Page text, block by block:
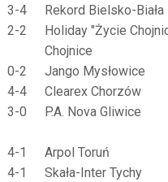
3-4
Rekord Bielsko-Biała
2-2
Holiday "Życie
Chojnice
0-2
Jango Mysłowice
4-4
Clearex Chorzów
3-0
P.A. Nova Gliwice
4-1
Arpol Toruń
4-1
Skała-Inter Tychy